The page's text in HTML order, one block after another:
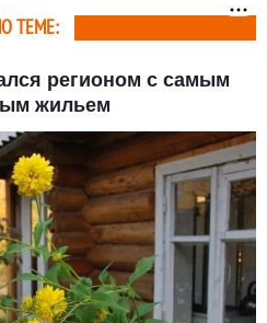
ТЕМЕ:
регионом с самым
жильем